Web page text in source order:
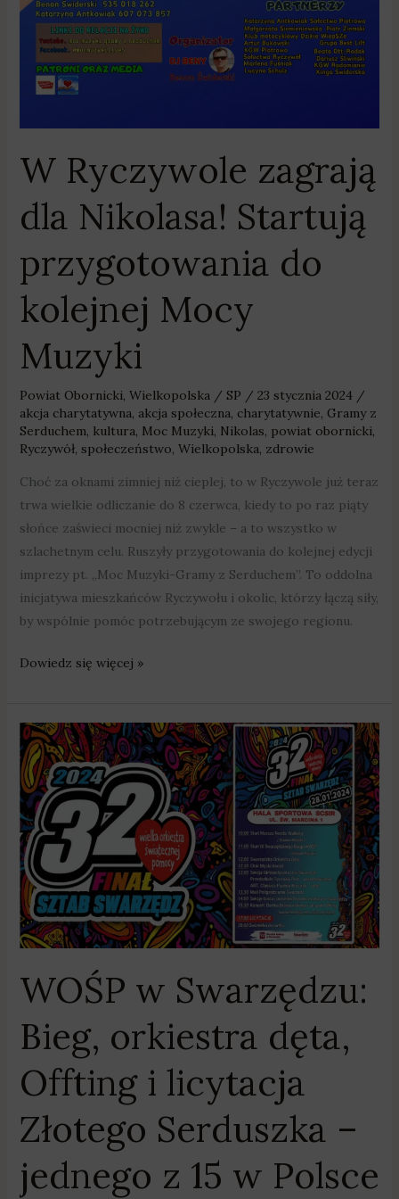
W Ryczywole zagrają
dla Nikolasa! Startują
przygotowania do
kolejnej Mocy
Muzyki
Powiat Obornicki, Wielkopolska/ SP / 23 stycznia 2024 /
akcja charytatywna, akcja społeczna, charytatywnie, Gramy z
Serduchem, kultura, Moc Muzyki, Nikolas, powiat obornicki,
Ryczywół, społeczeństwo, Wielkopolska, zdrowie
Choć za oknami zimniej niż cieplej, to w Ryczywole już teraz
trwa wielkie odliczanie do 8 czerwca, kiedy to po raz piąty
słońce zaświeci mocniej niż zwykle – a to wszystko w
szlachetnym celu. Ruszyły przygotowania do kolejnej edycji
imprezy pt. „Moc Muzyki-Gramy z Serduchem”. To oddolna
inicjatywa mieszkańców Ryczywołu i okolic, którzy łączą siły,
by wspólnie pomóc potrzebującym ze swojego regionu.
Dowiedz się więcej »
WOŚP w Swarzędzu:
Bieg, orkiestra dęta,
Offting i licytacja
Złotego Serduszka –
jednego z 15 w Polsce
WOŚP
w
Swarzędzu:
Bieg,
orkiestra
dęta,
Offting
licytacja
Złotego
–
w